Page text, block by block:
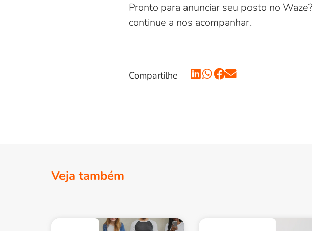
Pronto para anunciar seu posto no
continue a nos acompanhar.
Compartilhe
Veja também